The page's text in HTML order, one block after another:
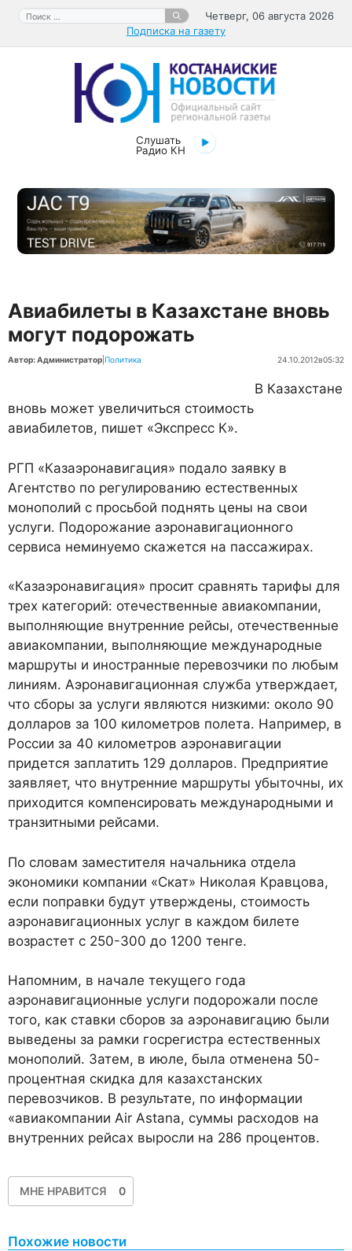
Перейти
содержимому
Поиск:
Четверг, 06 августа 2026
Подписка на газету
Слушать
Радио КН
Авиабилеты в Казахстане вновь
могут подорожать
Автор: Администратор Политика 24.10.2012в05:32
В Казахстане
вновь может увеличиться стоимость
авиабилетов, пишет «Экспресс К».
РГП «Казаэронавигация» подало заявку в
Агентство по регулированию естественных
монополий с просьбой поднять цены на свои
услуги. Подорожание аэронавигационного
сервиса неминуемо скажется на пассажирах.
«Казаэронавигация» просит сравнять тарифы для
трех категорий: отечественные авиакомпании,
выполняющие внутренние рейсы, отечественные
авиакомпании, выполняющие международные
маршруты и иностранные перевозчики по любым
линиям. Аэронавигационная служба утверждает,
что сборы за услуги являются низкими: около 90
долларов за 100 километров полета. Например, в
России за 40 километров аэронавигации
придется заплатить 129 долларов. Предприятие
заявляет, что внутренние маршруты убыточны, их
приходится компенсировать международными и
транзитными рейсами.
По словам заместителя начальника отдела
экономики компании «Скат» Николая Кравцова,
если поправки будут утверждены, стоимость
аэронавигационных услуг в каждом билете
возрастет с 250-300 до 1200 тенге.
Напомним, в начале текущего года
аэронавигационные услуги подорожали после
того, как ставки сборов за аэронавигацию были
выведены за рамки госрегистра естественных
монополий. Затем, в июле, была отменена 50-
процентная скидка для казахстанских
перевозчиков. В результате, по информации
«авиакомпании Air Astana, суммы расходов на
внутренних рейсах выросли на 286 процентов.
МНЕ НРАВИТСЯ 0
Похожие новости